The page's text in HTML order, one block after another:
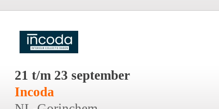
21 t/m 23 september
Incoda